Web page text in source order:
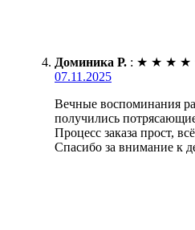
Доминика Р. : ★ ★ ★ ★
07.11.2025
Вечные воспоминания
получились
Процесс заказа прост,
Спасибо за внимание к